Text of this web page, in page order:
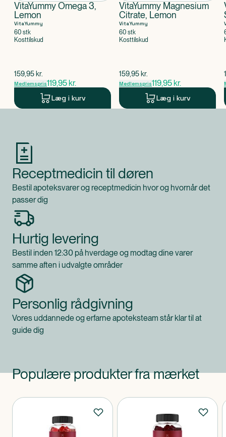
VitaYummy Omega 3,
Lemon
VitaYummy
60 stk
Kosttilskud
$gammel pris
159,95 kr.
Medlemspris119,95 kr.
Læg i kurv
VitaYummy Magnesium
Citrate, Lemon
VitaYummy
60 stk
Kosttilskud
$gammel pris
159,95 kr.
Medlemspris119,95 kr.
Læg i kurv
Receptmedicin til døren
Bestil apoteksvarer og receptmedicin hvor og hvornår det
passer dig
Hurtig levering
Bestil inden 12:30 på hverdage og modtag dine varer
samme aften i udvalgte områder
Personlig rådgivning
Vores uddannede og erfarne apoteksteam står klar til at
guide dig
Populære produkter fra mærket
Produkter